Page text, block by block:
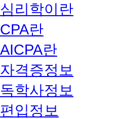
심리학이란
CPA란
AICPA란
자격증정보
독학사정보
편입정보